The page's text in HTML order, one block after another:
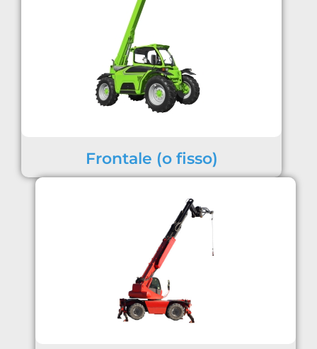
Frontale (o fisso)